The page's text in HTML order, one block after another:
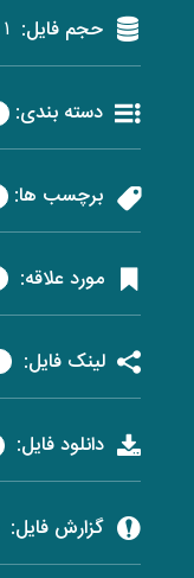
حجم فایل: 1 مگابایت
دسته بندی:
برچسب ها:
مورد علاقه:
لینک فایل:
دانلود فایل:
گزارش فایل: